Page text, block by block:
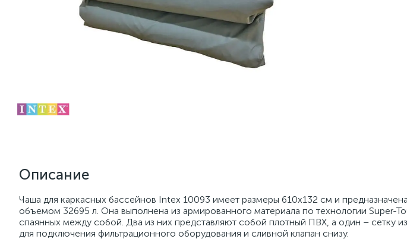
Описание
Чаша для каркасных бассейнов Intex 10093 имеет размеры 610х132 см и
объемом 32695 л. Она выполнена из армированного материала по технологии Super-
спаянных между собой. Два из них представляют собой плотный ПВХ, а один – сетку
для подключения фильтрационного оборудования и сливной клапан снизу.